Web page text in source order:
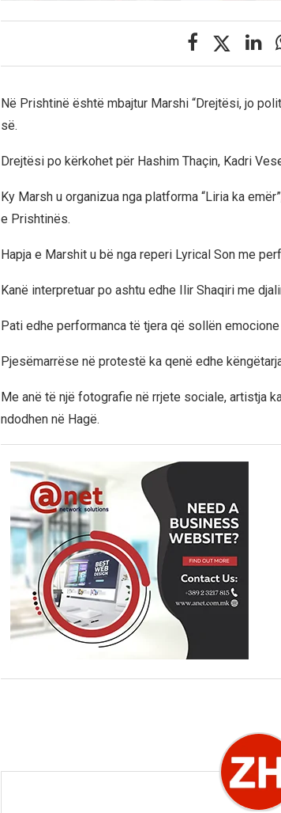
Në Prishtinë është mbajtur Marshi “Drejtësi, jo
së.
Drejtësi po kërkohet për Hashim Thaçin, Kadri
Ky Marsh u organizua nga platforma “Liria ka
e Prishtinës.
Hapja e Marshit u bë nga reperi Lyrical Son me
Kanë interpretuar po ashtu edhe Ilir Shaqiri me
Pati edhe performanca të tjera që sollën
Pjesëmarrëse në protestë ka qenë edhe
Me anë të një fotografie në rrjete sociale, artistja
ndodhen në Hagë.